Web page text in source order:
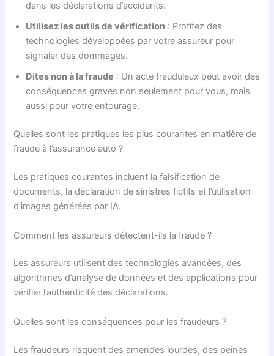
dans les déclarations d’accidents.
Utilisez les outils de vérification : Profitez des
technologies développées par votre assureur pour
signaler des dommages.
Dites non à la fraude : Un acte frauduleux peut avoir des
conséquences graves non seulement pour vous, mais
aussi pour votre entourage.
Quelles sont les pratiques les plus courantes en matière de
fraude à l’assurance auto ?
Les pratiques courantes incluent la falsification de
documents, la déclaration de sinistres fictifs et l’utilisation
d’images générées par IA.
Comment les assureurs détectent-ils la fraude ?
Les assureurs utilisent des technologies avancées, des
algorithmes d’analyse de données et des applications pour
vérifier l’authenticité des déclarations.
Quelles sont les conséquences pour les fraudeurs ?
Les fraudeurs risquent des amendes lourdes, des peines